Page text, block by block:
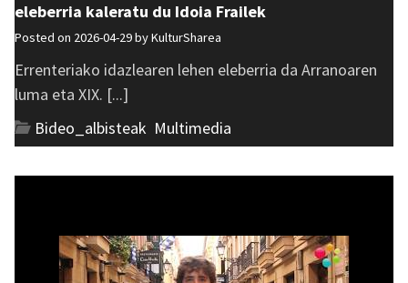
eleberria kaleratu du Idoia Frailek
Posted on 2026-04-29 byKulturSharea
Errenteriako idazlearen lehen eleberria da Arranoaren
luma eta XIX. [...]
Bideo_albisteak Multimedia